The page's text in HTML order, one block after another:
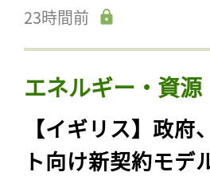
23時間前
エネルギー・資源
【イギリス】政
ト向け新契約モデ